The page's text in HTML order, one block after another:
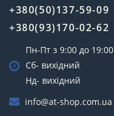
+380(50)137-59-09
+380(93)170-02-62
Пн-Пт з 9:00 до 19:00
Сб- вихідний
Нд- вихідний
info@at-shop.com.ua